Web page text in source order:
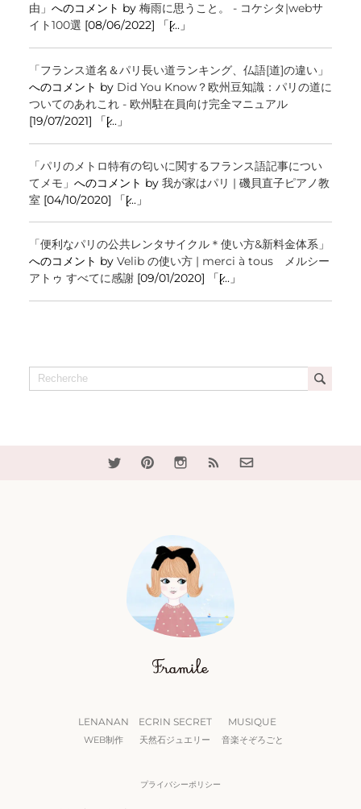
由」 へのコメント by 梅雨に思うこと。 - コケシタ|webサ
イト100選 [08/06/2022] 「[̷...」
「フランス道名＆パリ長い道ランキング、仏語[道]の違い」
へのコメント by Did You Know？欧州豆知識：パリの道に
ついてのあれこれ - 欧州駐在員向け完全マニュアル
[19/07/2021] 「[̷...」
「パリのメトロ特有の匂いに関するフランス語記事につい
てメモ」 へのコメント by 我が家はパリ | 磯貝直子ピアノ教
室 [04/10/2020] 「[̷...」
「便利なパリの公共レンタサイクル＊使い方&新料金体系」
へのコメント by Velib の使い方 | merci à tous メルシー
アトゥ すべてに感謝[09/01/2020] 「[̷...」
LENANAN
WEB制作
ECRIN SECRET
天然石ジュエリー
MUSIQUE
音楽そぞろごと
プライバシーポリシー